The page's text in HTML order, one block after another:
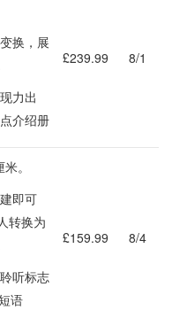
换，展
力出
介绍册
£239.99 8/1
。
即可
转换为
听标志
语
£159.99 8/4